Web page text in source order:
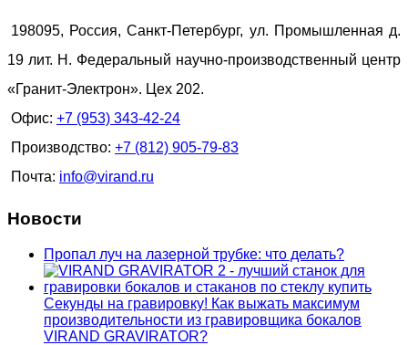
198095, Россия, Санкт-Петербург, ул. Промышленная д.
19 лит. Н. Федеральный научно-производственный центр
«Гранит-Электрон». Цех 202.
Офис: +7 (953) 343-42-24
Производство: +7 (812) 905-79-83
Почта: info@virand.ru
Новости
Пропал луч на лазерной трубке: что делать?
Секунды на гравировку! Как выжать максимум
производительности из гравировщика бокалов
VIRAND GRAVIRATOR?